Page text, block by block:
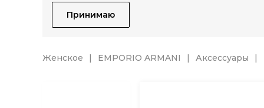
Принимаю
Женское EMPORIO ARMANI Аксессуары